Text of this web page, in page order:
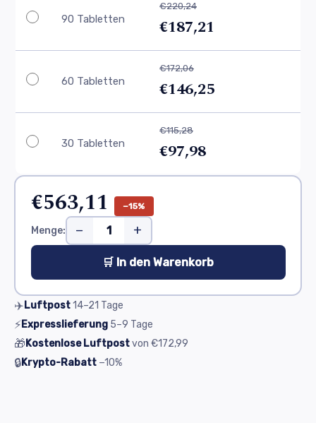
90 Tabletten
€220,24
€187,21
60 Tabletten
€172,06
€146,25
30 Tabletten
€115,28
€97,98
€563,11 −15%
Menge: − +
🛒 In den Warenkorb
✈️Luftpost14–21 Tage
⚡Expresslieferung 5–9 Tage
🎁Kostenlose Luftpostvon €172,99
🔒Krypto-Rabatt −10%